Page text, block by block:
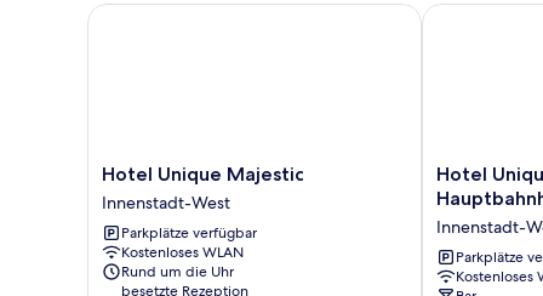
Hotel
Unique
Majestic
Innenstadt-
West
Hotel Unique Majestic
Innenstadt-West
Parkplätze verfügbar
Kostenloses WLAN
Rund um die Uhr
besetzte Rezeption
Hotel Unique Majestic
Hotel
Unique
Dortmund
Innenstadt-
West
Hotel
Innenstadt-
Parkplätze
Kostenloses
Hotel